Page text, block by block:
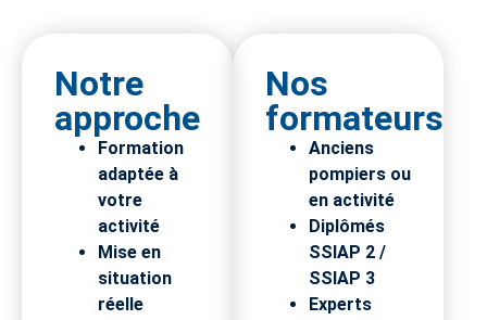
Notre
approche
Formation
adaptée à
votre
activité
Mise en
situation
réelle
Nos
formateurs
Anciens
pompiers ou
en activité
Diplômés
SSIAP 2 /
SSIAP 3
Experts